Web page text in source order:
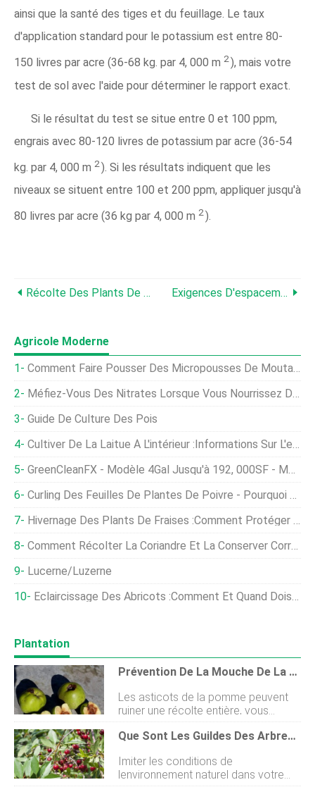
ainsi que la santé des tiges et du feuillage. Le taux
d'application standard pour le potassium est entre 80-
150 livres par acre (36-68 kg. par 4, 000 m 2), mais votre
test de sol avec l'aide pour déterminer le rapport exact.
Si le résultat du test se situe entre 0 et 100 ppm,
engrais avec 80-120 livres de potassium par acre (36-54
kg. par 4, 000 m 2 ). Si les résultats indiquent que les
niveaux se situent entre 100 et 200 ppm, appliquer jusqu'à
80 livres par acre (36 kg par 4, 000 m 2 ).
Récolte Des Plants De Houblon :quand Est La Saison De Récolte Du Houblon Exigences D'espacement Du Houblon - Conseils Sur L'espacement Des Plantes Pour Le Houblon
Agricole Moderne
Comment Faire Pousser Des Micropousses De Moutarde Rapidement Et Facilement
Méfiez-Vous Des Nitrates Lorsque Vous Nourrissez Du Maïs Et Du Sorgho Secs
Guide De Culture Des Pois
Cultiver De La Laitue À L'intérieur :informations Sur L'entretien De La Laitue D'intérieur
GreenCleanFX - Modèle 4Gal Jusqu'à 192, 000SF - Mousse, Contrôle De La Moisissure Et De La Moisissure
Curling Des Feuilles De Plantes De Poivre - Pourquoi Et Comment Traiter
Hivernage Des Plants De Fraises :comment Protéger Les Plants De Fraises En Hiver
Comment Récolter La Coriandre Et La Conserver Correctement
Lucerne/luzerne
Éclaircissage Des Abricots :comment Et Quand Dois-Je Éclaircir Mon Abricotier
Plantation
Prévention De La Mouche De La Pomme :signes Et Contrôle De La Mouche De La Pomme
Les asticots de la pomme peuvent
ruiner une récolte entière, vous
laissant perplexe quant à ce quil faut
faire. Apprendre à reconnaître les
préventives appropriées en amont
est essentiel pour lutter contre ces
Que Sont Les Guildes Des Arbres Fruitiers ? Apprenez À Démarrer Le Vôtre
Imiter les conditions de
lenvironnement naturel dans votre